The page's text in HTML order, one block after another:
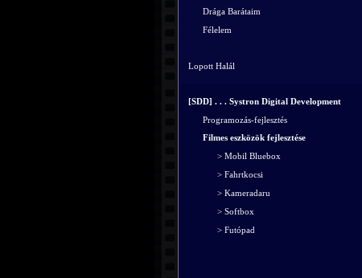
Drága Barátaim
Félelem
Lopott Halál
[SDD] . . . Systron Digital Development
Programozás-fejlesztés
Filmes eszközök fejlesztése
> Mobil Bluebox
> Fahrtkocsi
> Kameradaru
> Softbox
> Futópad